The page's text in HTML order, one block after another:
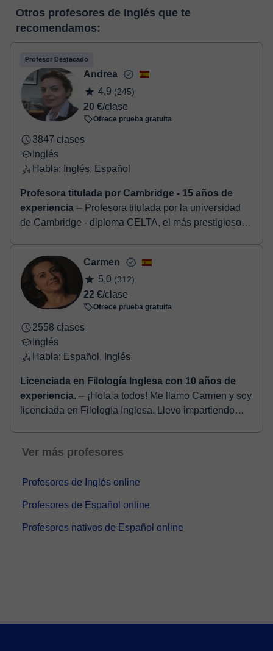
pizarra virtual o el editor de textos a tiempo real. En el siguiente
enlace puedes ver una demo del aula y conocerla:
virtual
horas, podrás realizar el pago mediante tarjeta de débito o
crédito.
Una vez realices el pago de la clase, recibirás un e-mail de
Otros profesores de Inglés que te
recomendamos:
Profesor Destacado
Andrea
4,9 (245)
20 €/clase
Ofrece prueba gratuita
3847 clases
Inglés
Habla: Inglés, Español
Profesora titulada por Cambridge - 15 años de
experiencia ⏤ Profesora titulada por la universidad
de Cambridge - diploma CELTA, el más prestigioso -,
Carmen
5,0 (312)
22 €/clase
Ofrece prueba gratuita
2558 clases
Inglés
Habla: Español, Inglés
Licenciada en Filología Inglesa con 10 años de
experiencia. ⏤ ¡Hola a todos! Me llamo Carmen y soy
licenciada en Filología Inglesa. Llevo impartiendo
Ver más profesores
Profesores de Inglés online
Profesores de Español online
Profesores nativos de Español online